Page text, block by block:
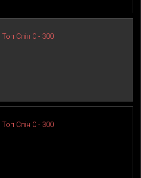
Спін 0 - 300
Спін 0 - 300